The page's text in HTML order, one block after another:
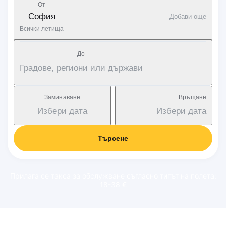
От
София
Всички летища
Добави още
Дo
Градове, региони или държави
Заминаване
Избери дата
Връщане
Избери дата
Търсене